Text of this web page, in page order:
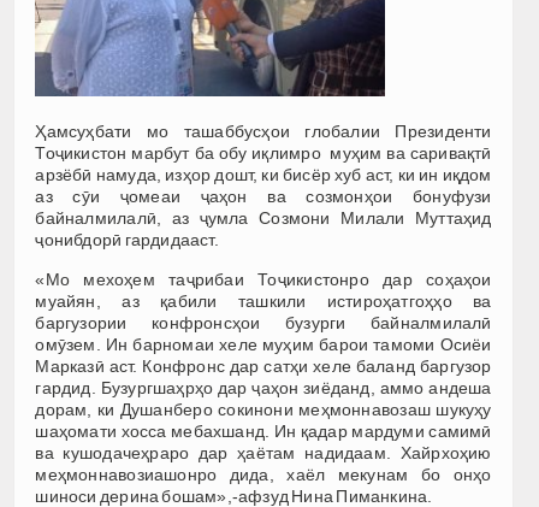
Ҳамсуҳбати мо ташаббусҳои глобалии Президенти
Тоҷикистон марбут ба обу иқлимро муҳим ва саривақтӣ
арзёбӣ намуда, изҳор дошт, ки бисёр хуб аст, ки ин иқдом
аз сӯи ҷомеаи ҷаҳон ва созмонҳои бонуфузи
байналмилалӣ, аз ҷумла Созмони Милали Муттаҳид
ҷонибдорӣ гардидааст.
«Мо мехоҳем таҷрибаи Тоҷикистонро дар соҳаҳои
муайян, аз қабили ташкили истироҳатгоҳҳо ва
баргузории конфронсҳои бузурги байналмилалӣ
омӯзем. Ин барномаи хеле муҳим барои тамоми Осиёи
Марказӣ аст. Конфронс дар сатҳи хеле баланд баргузор
гардид. Бузургшаҳрҳо дар ҷаҳон зиёданд, аммо андеша
дорам, ки Душанберо сокинони меҳмоннавозаш шукуҳу
шаҳомати хосса мебахшанд. Ин қадар мардуми самимӣ
ва кушодачеҳраро дар ҳаётам надидаам. Хайрхоҳию
меҳмоннавозиашонро дида, хаёл мекунам бо онҳо
шиноси дерина бошам»,-афзуд Нина Пиманкина.